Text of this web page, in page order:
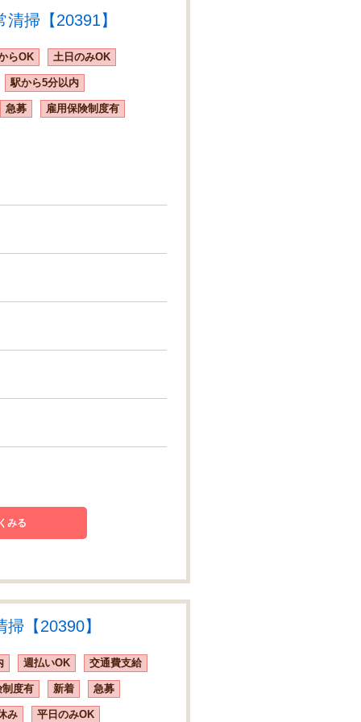
掃【20391】
らOK 土日のみOK
駅から5分以内
急募 雇用保険制度有
みる
【20390】
週払いOK 交通費支給
度有 新着 急募
み 平日のみOK